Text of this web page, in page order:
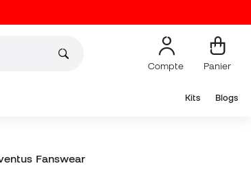
Compte Panier
Kits Blogs
Fanswear